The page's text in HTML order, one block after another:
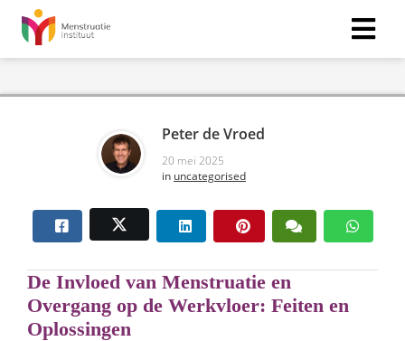
Peter de Vroed
20 mei 2025
in uncategorised
De Invloed van Menstruatie en
Overgang op de Werkvloer: Feiten en
Oplossingen